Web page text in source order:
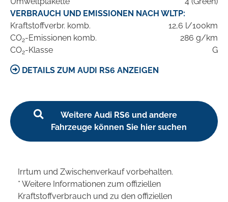
VERBRAUCH UND EMISSIONEN NACH WLTP:
Kraftstoffverbr. komb.
12,6 l/100km
CO2-Emissionen komb.
286 g/km
CO2-Klasse G
DETAILS ZUM AUDI RS6 ANZEIGEN
Weitere Audi RS6 und andere
Fahrzeuge können Sie hier suchen
Irrtum und Zwischenverkauf vorbehalten.
* Weitere Informationen zum offiziellen
Kraftstoffverbrauch und zu den offiziellen